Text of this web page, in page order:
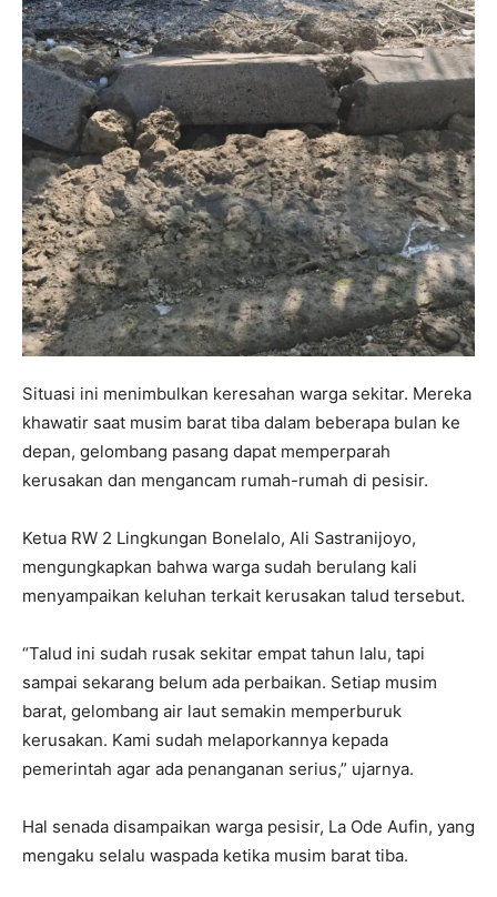
Situasi ini menimbulkan keresahan warga sekitar. Mereka
khawatir saat musim barat tiba dalam beberapa bulan ke
depan, gelombang pasang dapat memperparah
kerusakan dan mengancam rumah-rumah di pesisir.
Ketua RW 2 Lingkungan Bonelalo, Ali Sastranijoyo,
mengungkapkan bahwa warga sudah berulang kali
menyampaikan keluhan terkait kerusakan talud tersebut.
“Talud ini sudah rusak sekitar empat tahun lalu, tapi
sampai sekarang belum ada perbaikan. Setiap musim
barat, gelombang air laut semakin memperburuk
kerusakan. Kami sudah melaporkannya kepada
pemerintah agar ada penanganan serius,” ujarnya.
Hal senada disampaikan warga pesisir, La Ode Aufin, yang
mengaku selalu waspada ketika musim barat tiba.